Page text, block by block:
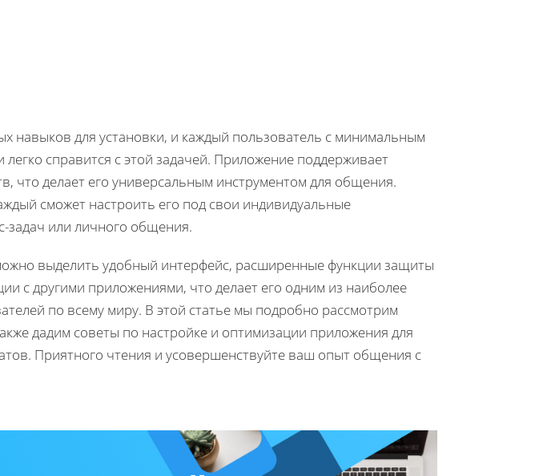
навыков для установки, и каждый пользователь с минимальным
справится с этой задачей. Приложение поддерживает
что делает его универсальным инструментом для общения.
сможет настроить его под свои индивидуальные
задач или личного общения.
выделить удобный интерфейс, расширенные функции защиты
с другими приложениями, что делает его одним из наиболее
по всему миру. В этой статье мы подробно рассмотрим
дадим советы по настройке и оптимизации приложения для
Приятного чтения и усовершенствуйте ваш опыт общения с